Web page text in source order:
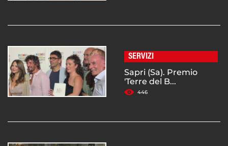
SERVIZI
Sapri (Sa). Premio
'Terre del B...
446